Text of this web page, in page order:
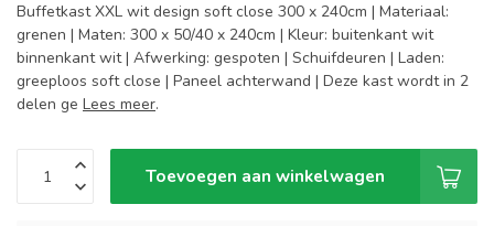
Buffetkast XXL wit design soft close 300 x 240cm | Materiaal:
grenen | Maten: 300 x 50/40 x 240cm | Kleur: buitenkant wit
binnenkant wit | Afwerking: gespoten | Schuifdeuren | Laden:
greeploos soft close | Paneel achterwand | Deze kast wordt in 2
delen ge Lees meer.
Toevoegen aan winkelwagen